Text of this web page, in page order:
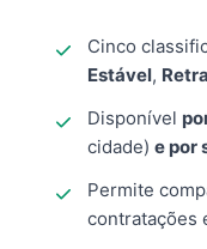
Cinco
Estável,
Disponível
cidade) e por
Permite
contratações